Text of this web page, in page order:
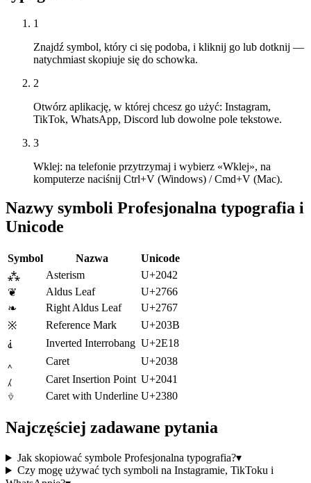
1
Znajdź symbol, który ci się podoba, i kliknij go lub dotknij —
natychmiast skopiuje się do schowka.
2
Otwórz aplikację, w której chcesz go użyć: Instagram,
TikTok, WhatsApp, Discord lub dowolne pole tekstowe.
3
Wklej: na telefonie przytrzymaj i wybierz «Wklej», na
komputerze naciśnij Ctrl+V (Windows) / Cmd+V (Mac).
Nazwy symboli Profesjonalna typografia i
Unicode
Symbol Nazwa
Unicode
⁂
Asterism
U+2042
❦
Aldus Leaf
U+2766
❧
Right Aldus Leaf
U+2767
※
Reference Mark
U+203B
⸘
Inverted Interrobang U+2E18
‸
Caret
U+2038
⁁
Caret Insertion Point U+2041
⎀
Caret with Underline U+2380
Najczęściej zadawane pytania
Jak skopiować symbole Profesjonalna typografia?▾
Czy mogę używać tych symboli na Instagramie, TikToku i